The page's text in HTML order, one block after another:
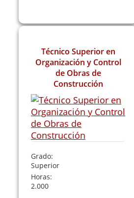
Técnico Superior en
Organización y Control
de Obras de
Construcción
Grado:
Superior
Horas:
2.000